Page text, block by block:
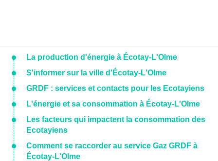
La production d'énergie à Écotay-L'Olme
S'informer sur la ville d'Écotay-L'Olme
GRDF : services et contacts pour les Ecotayiens
L'énergie et sa consommation à Écotay-L'Olme
Les facteurs qui impactent la consommation des
Ecotayiens
Comment se raccorder au service Gaz GRDF à
Écotay-L'Olme